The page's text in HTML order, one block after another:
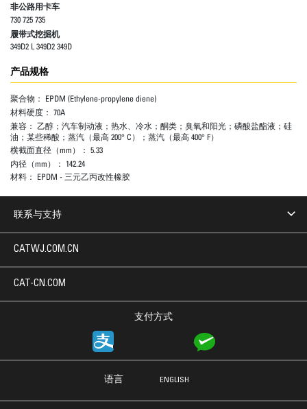
非公路用卡车
730 725 735
履带式挖掘机
349D2 L 349D2 349D
产品规格
聚合物： EPDM (Ethylene-propylene diene)
材料硬度： 70A
兼容： 乙醇；汽车制动液；热水、冷水；酮类；臭氧和阳光；磷酸盐酯液；硅
油；某些稀酸；蒸汽（最高 200° C）；蒸汽（最高 400° F）
横截面直径（mm）： 5.33
内径（mm）： 142.24
材料： EPDM - 三元乙丙改性橡胶
联系与支持
支付方式
CATWJ.COM.CN
CAT-CN.COM
语言 ENGLISH